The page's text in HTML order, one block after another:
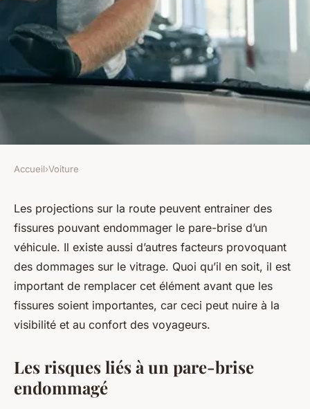
Guide complet sur le
remplacement de pare-brise
d'une voiture
Léon•24 décembre 2024• 3 min de lecture
Accueil›Voiture
Les projections sur la route peuvent entrainer des
fissures pouvant endommager le pare-brise d’un
véhicule. Il existe aussi d’autres facteurs provoquant
des dommages sur le vitrage. Quoi qu’il en soit, il est
important de remplacer cet élément avant que les
fissures soient importantes, car ceci peut nuire à la
visibilité et au confort des voyageurs.
Les risques liés à un pare-brise
endommagé